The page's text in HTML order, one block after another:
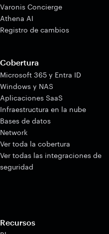
Varonis Concierge
Athena AI
Registro de cambios
Cobertura
Microsoft 365 y Entra ID
Windows y NAS
Aplicaciones SaaS
Infraestructura en la nube
Bases de datos
Network
Ver toda la cobertura
Ver todas las integraciones de
seguridad
Recursos